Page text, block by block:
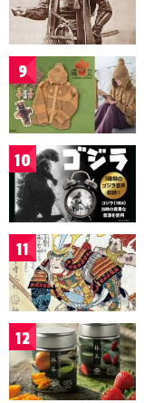
9
10
11
12